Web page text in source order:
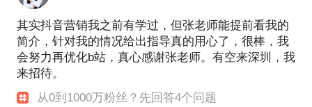
其实抖音营销我之前有学过，但张老师能提前看我的
简介，针对我的情况给出指导真的用心了，很棒，我
会努力再优化b站，真心感谢张老师。有空来深圳，我
来招待。
从0到1000万粉丝？先回答4个问题